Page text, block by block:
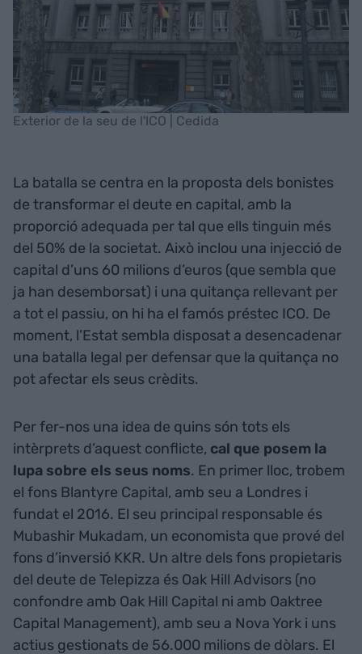
Exterior de la seu de l'ICO | Cedida
La batalla se centra en la proposta dels bonistes
de transformar el deute en capital, amb la
proporció adequada per tal que ells tinguin més
del 50% de la societat. Això inclou una injecció de
capital d’uns 60 milions d’euros (que sembla que
ja han desemborsat) i una quitança rellevant per
a tot el passiu, on hi ha el famós préstec ICO. De
moment, l’Estat sembla disposat a desencadenar
una batalla legal per defensar que la quitança no
pot afectar els seus crèdits.
Per fer-nos una idea de quins són tots els
intèrprets d’aquest conflicte, cal que posem la
lupa sobre els seus noms. En primer lloc, trobem
el fons Blantyre Capital, amb seu a Londres i
fundat el 2016. El seu principal responsable és
Mubashir Mukadam, un economista que prové del
fons d’inversió KKR. Un altre dels fons propietaris
del deute de Telepizza és Oak Hill Advisors (no
confondre amb Oak Hill Capital ni amb Oaktree
Capital Management), amb seu a Nova York i uns
actius gestionats de 56.000 milions de dòlars. El